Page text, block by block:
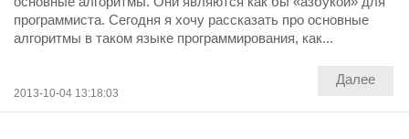
программиста. Сегодня я хочу рассказать про основные
алгоритмы в таком языке программирования, как...
2013-10-04 13:18:03
Далее